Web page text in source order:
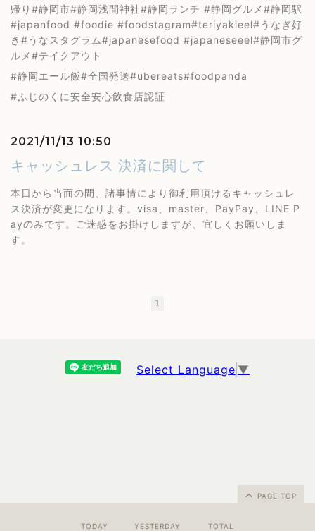
帰り#静岡市#静岡浅間神社#静岡ランチ #静岡グルメ#静岡駅
#japanfood #foodie #foodstagram#teriyakieel#うなぎ好
き#うなスタグラム#japanesefood #japaneseeel#静岡市グ
ルメ#テイクアウト
#静岡エール飯#全国発送#ubereats#foodpanda
#ふじのくに安全安心飲食店認証
2021/11/13 10:50
キャッシュレス 決済に関して
本日から当面の間、諸事情により御利用頂けるキャッシュレ
ス決済が変更になります。visa、master、PayPay、LINE P
ayのみです。ご迷惑をお掛けしますが、宜しくお願いしま
す。
1
Select Language ▼
PAGE TOP
TODAY YESTERDAY TOTAL